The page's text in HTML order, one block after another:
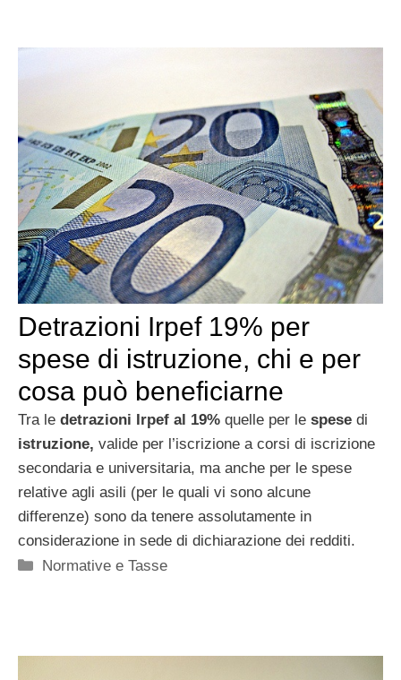
Detrazioni Irpef 19% per
spese di istruzione, chi e per
cosa può beneficiarne
Tra le detrazioni Irpef al 19% quelle per le spese di
istruzione, valide per l’iscrizione a corsi di iscrizione
secondaria e universitaria, ma anche per le spese
relative agli asili (per le quali vi sono alcune
differenze) sono da tenere assolutamente in
considerazione in sede di dichiarazione dei redditi.
Categorie
Normative e Tasse